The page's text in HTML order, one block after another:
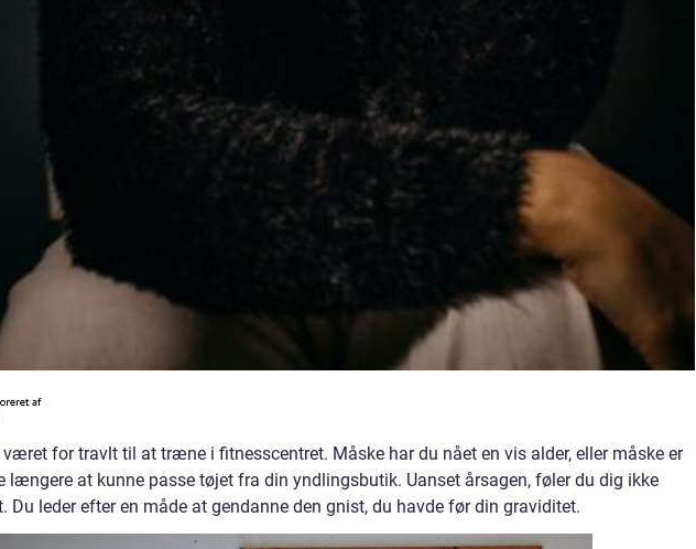
været for travlt til at træne i fitnesscentret. Måske har du nået en vis alder, eller måske er
at kunne passe tøjet fra din yndlingsbutik. Uanset årsagen, føler du dig ikke
Du leder efter en måde at gendanne den gnist, du havde før din graviditet.